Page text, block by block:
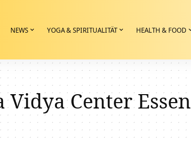
NEWS YOGA & SPIRITUALITÄT HEALTH & FOOD
Vidya Center Essen